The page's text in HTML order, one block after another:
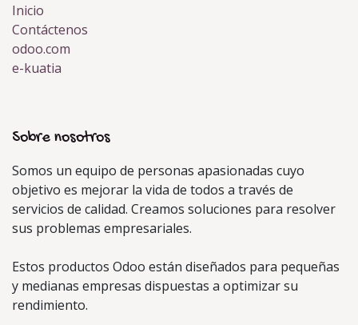
Inicio
Contáctenos
odoo.com
e-kuatia
Sobre nosotros
Somos un equipo de personas apasionadas cuyo
objetivo es mejorar la vida de todos a través de
servicios de calidad. Creamos soluciones para resolver
sus problemas empresariales.
Estos productos Odoo están diseñados para pequeñas
y medianas empresas dispuestas a optimizar su
rendimiento.